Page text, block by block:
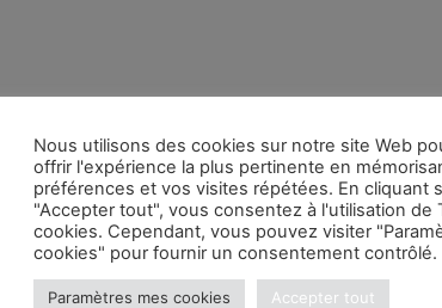
Nous utilisons des cookies sur notre site Web
offrir l'expérience la plus pertinente en
préférences et vos visites répétées. En cliquant
"Accepter tout", vous consentez à l'utilisation de
cookies. Cependant, vous pouvez visiter
cookies" pour fournir un consentement contrôlé.
Paramètres mes cookies Accepter tout